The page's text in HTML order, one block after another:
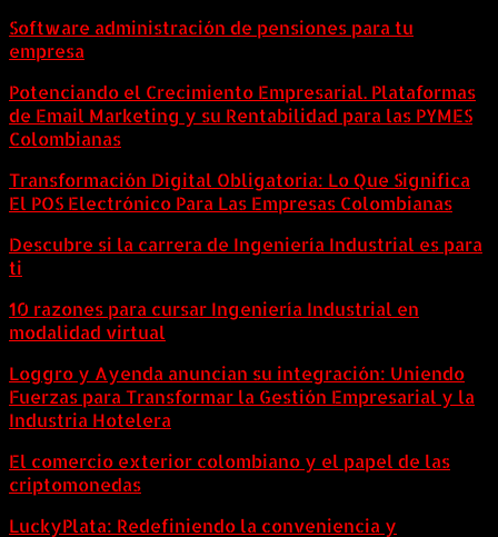
Software administración de pensiones para tu
empresa
Potenciando el Crecimiento Empresarial. Plataformas
de Email Marketing y su Rentabilidad para las PYMES
Colombianas
Transformación Digital Obligatoria: Lo Que Significa
El POS Electrónico Para Las Empresas Colombianas
Descubre si la carrera de Ingeniería Industrial es para
ti
10 razones para cursar Ingeniería Industrial en
modalidad virtual
Loggro y Ayenda anuncian su integración: Uniendo
Fuerzas para Transformar la Gestión Empresarial y la
Industria Hotelera
El comercio exterior colombiano y el papel de las
criptomonedas
LuckyPlata: Redefiniendo la conveniencia y